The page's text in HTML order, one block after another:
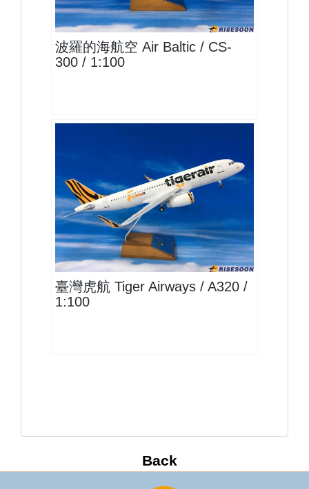
查看
波羅的海航空 Air Baltic / CS-
300 / 1:100
TTW10A320P01
查看
臺灣虎航 Tiger Airways / A320 /
1:100